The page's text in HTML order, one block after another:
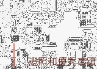
證照和優秀事蹟